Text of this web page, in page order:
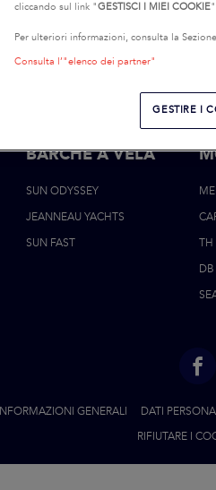
BARCHE A VELA
SUN ODYSSEY
JEANNEAU YACHTS
SUN FAST
TH
DB
GENERALI DATI
RIFIUTARE I
cliccando sul link "GESTISCI I MIEI COOKIE
Per ulteriori informazioni, consulta la
Consulta l’"elenco dei partner"
GESTIRE I